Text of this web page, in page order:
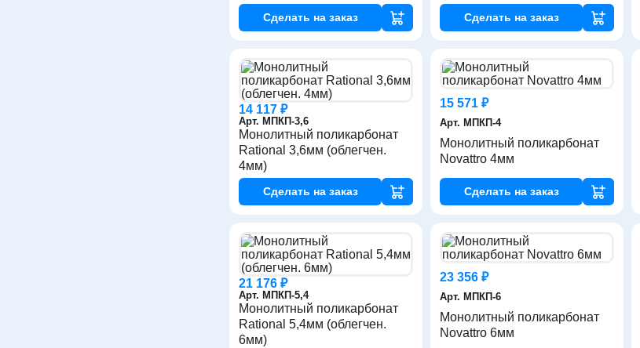
Сделать на заказ Сделать на заказ
14 117 ₽
Арт. МПКП-3,6
Монолитный поликарбонат
Rational 3,6мм (облегчен.
4мм)
Сделать на заказ
15 571 ₽
Арт. МПКП-4
Монолитный поликарбонат
Novattro 4мм
Сделать на заказ
21 176 ₽
Арт. МПКП-5,4
Монолитный поликарбонат
Rational 5,4мм (облегчен.
6мм)
23 356 ₽
Арт. МПКП-6
Монолитный поликарбонат
Novattro 6мм